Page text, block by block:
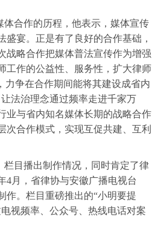
合作的历程，他表示，媒体宣传
宴。正是有了良好的合作基础，
战略合作把媒体普法宣传作为增强
工作的公益性、服务性，扩大律师
力争在合作期间能将其建设成省内
法治理念通过频率走进千家万
业与省内知名媒体长期的战略合作
次合作模式，实现互促共建、互利
目播出制作情况，同时肯定了律
4月，省律协与安徽广播电视台
作。栏目重磅推出的“小明要提
视频率、公众号、热线电话对案